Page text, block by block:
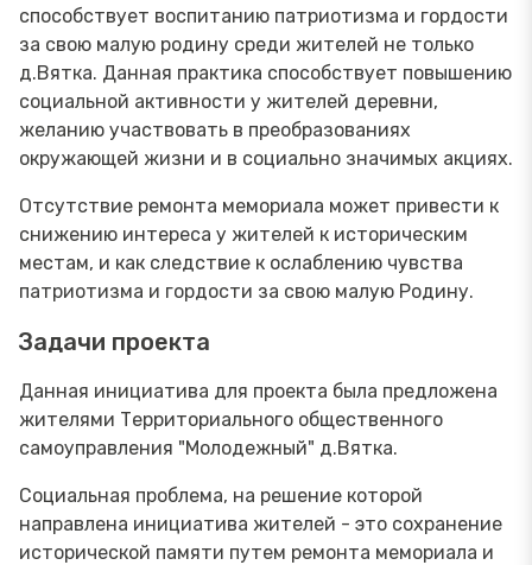
способствует воспитанию патриотизма и гордости
за свою малую родину среди жителей не только
д.Вятка. Данная практика способствует повышению
социальной активности у жителей деревни,
желанию участвовать в преобразованиях
окружающей жизни и в социально значимых акциях.
Отсутствие ремонта мемориала может привести к
снижению интереса у жителей к историческим
местам, и как следствие к ослаблению чувства
патриотизма и гордости за свою малую Родину.
Задачи проекта
Данная инициатива для проекта была предложена
жителями Территориального общественного
самоуправления "Молодежный" д.Вятка.
Социальная проблема, на решение которой
направлена инициатива жителей - это сохранение
исторической памяти путем ремонта мемориала и